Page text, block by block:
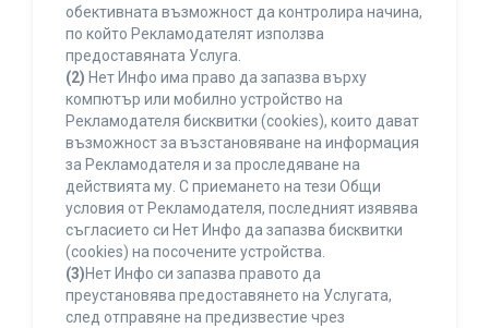
обективната възможност да контролира начина,
по който Рекламодателят използва
предоставяната Услуга.
(2) Нет Инфо има право да запазва върху
компютър или мобилно устройство на
Рекламодателя бисквитки (cookies), които дават
възможност за възстановяване на информация
за Рекламодателя и за проследяване на
действията му. С приемането на тези Общи
условия от Рекламодателя, последният изявява
съгласието си Нет Инфо да запазва бисквитки
(cookies) на посочените устройства.
(3)Нет Инфо си запазва правото да
преустановява предоставянето на Услугата,
след отправяне на предизвестие чрез